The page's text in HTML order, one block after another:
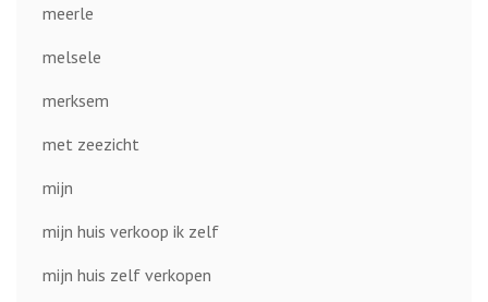
meerle
melsele
merksem
met zeezicht
mijn
mijn huis verkoop ik zelf
mijn huis zelf verkopen